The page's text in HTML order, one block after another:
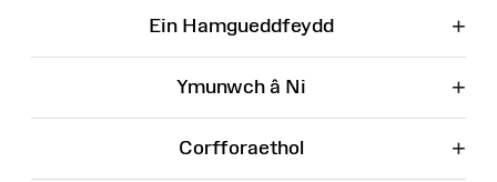
Ein Hamgueddfeydd +
Ymunwch â Ni +
Corfforaethol +